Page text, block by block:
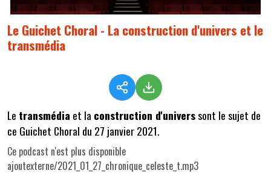
Le Guichet Choral - La construction d'univers et le
transmédia
Le transmédia et la construction d'universsont le sujet de
ce Guichet Choral du 27 janvier 2021.
Ce podcast n'est plus disponible
ajoutexterne/2021_01_27_chronique_celeste_t.mp3